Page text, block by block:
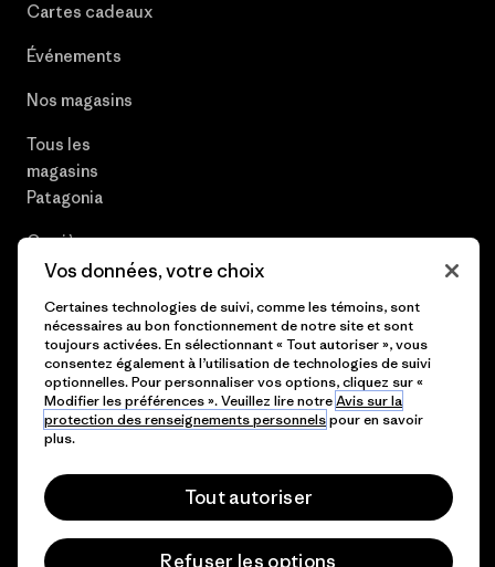
Cartes cadeaux
Événements
Nos magasins
Tous les
magasins
Patagonia
Carrières
Plan du site
© 2026 Patagonia, Inc. All Rights Reserved.
Vos données, votre choix
Certaines technologies de suivi, comme les témoins, sont
nécessaires au bon fonctionnement de notre site et sont
toujours activées. En sélectionnant « Tout autoriser », vous
consentez également à l’utilisation de technologies de suivi
optionnelles. Pour personnaliser vos options, cliquez sur «
Modifier les préférences ». Veuillez lire notreAvis sur la
protection des renseignements personnelspour en savoir
plus.
Tout autoriser
Refuser les options